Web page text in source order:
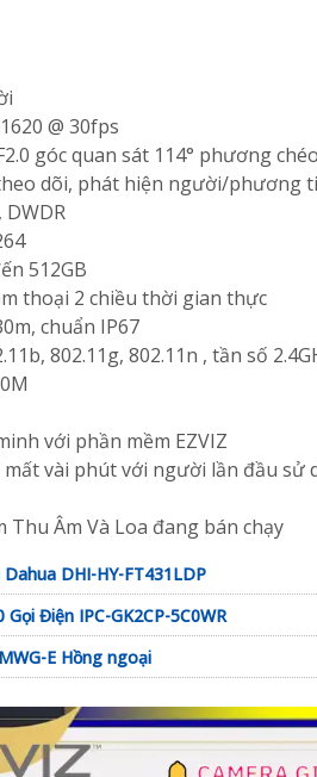
@ 30fps
góc quan sát 114° phương
dõi, phát hiện người/phương
DWDR
512GB
thoại 2 chiều thời gian thực
chuẩn IP67
802.11g, 802.11n , tần số
với phần mềm EZVIZ
vài phút với người lần đầu sử
Thu Âm Và Loa đang bán chạy
DHI-HY-FT431LDP
Điện IPC-GK2CP-5C0WR
E Hồng ngoại